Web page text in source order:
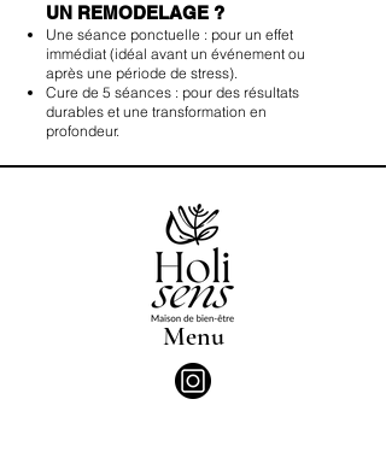
UN REMODELAGE ?
Une séance ponctuelle : pour un effet
immédiat (idéal avant un événement ou
après une période de stress).​​
Cure de 5 séances : pour des résultats
durables et une transformation en
profondeur.
Menu